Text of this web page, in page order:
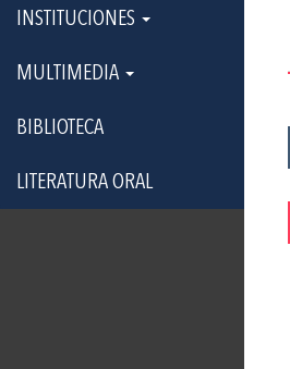
INSTITUCIONES
MULTIMEDIA
BIBLIOTECA
LITERATURA ORAL